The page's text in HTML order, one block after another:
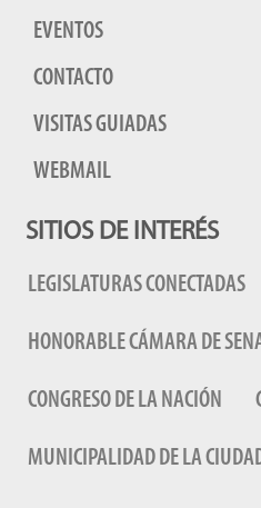
EVENTOS
CONTACTO
VISITAS GUIADAS
WEBMAIL
SITIOS DE INTERÉS
LEGISLATURAS CONECTADAS
HONORABLE CÁMARA DE
CONGRESO DE LA NACIÓN
MUNICIPALIDAD DE LA